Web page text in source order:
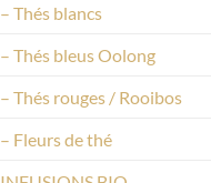
– Thés blancs
– Thés bleus Oolong
– Thés rouges / Rooibos
– Fleurs de thé